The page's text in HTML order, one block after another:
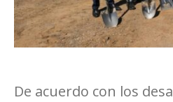
De acuerdo con los